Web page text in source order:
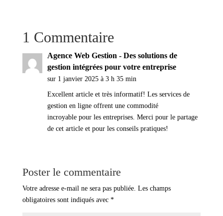
1 Commentaire
Agence Web Gestion - Des solutions de
gestion intégrées pour votre entreprise
sur 1 janvier 2025 à 3 h 35 min
Excellent article et très informatif! Les services de
gestion en ligne offrent une commodité
incroyable pour les entreprises. Merci pour le partage
de cet article et pour les conseils pratiques!
Poster le commentaire
Votre adresse e-mail ne sera pas publiée. Les champs
obligatoires sont indiqués avec *